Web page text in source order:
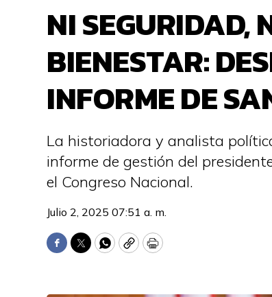
NI SEGURIDAD,
BIENESTAR:
INFORME DE
La historiadora y analista
informe de gestión del
el Congreso Nacional.
Julio 2, 2025 07:51 a. m.
Facebook
TwitterWhatsApp
CopyPrint